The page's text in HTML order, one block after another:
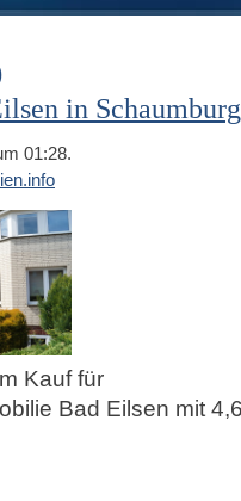
in
01:28.
Kauf für
Bad Eilsen mit